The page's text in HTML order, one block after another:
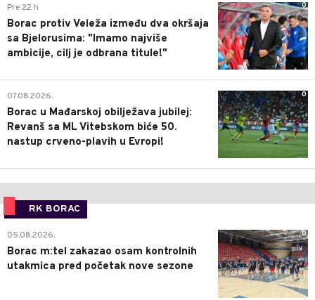
0
Pre 22 h
Borac protiv Veleža između dva okršaja
sa Bjelorusima: "Imamo najviše
ambicije, cilj je odbrana titule!"
0
07.08.2026.
Borac u Mađarskoj obilježava jubilej:
Revanš sa ML Vitebskom biće 50.
nastup crveno-plavih u Evropi!
RK BORAC
0
05.08.2026.
Borac m:tel zakazao osam kontrolnih
utakmica pred početak nove sezone